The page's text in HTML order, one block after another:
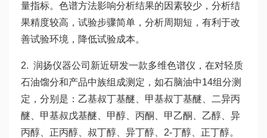
量指标。色谱方法影响分析结果的因素较少，分析结
果精度较高，试验步骤简单，分析周期短，有利于改
善试验环境，降低试验成本。
2. 润扬仪器公司新近研发一款多维色谱仪，在对轻质
石油馏分和产品中族组成测定，如石脑油中14组分测
定，分别是：乙基叔丁基醚、甲基叔丁基醚、二异丙
醚、甲基叔戊基醚、甲醇、丙酮、甲乙酮、乙醇、异
丙醇、正丙醇、叔丁醇、异丁醇、2-丁醇、正丁醇。